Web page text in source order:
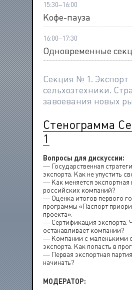
15:30–16:00
Кофе-пауза
16:00–17:30
Одновременные
Секция № 1. Экспорт
сельхозтехники.
завоевания новых
Стенограмма
1
Вопросы для дискуссии:
— Государственная
экспорта. Как не упустить
— Как меняется экспортная
российских компаний?
— Оценка итогов первого
программы «Паспорт
проекта».
— Сертификация экспорта.
останавливает компании?
— Компании с маленькими
экспорта. Как попасть в
— Первая экспортная
начинать?
МОДЕРАТОР: